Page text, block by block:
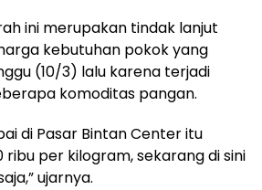
ini merupakan tindak lanjut
kebutuhan pokok yang
(10/3) lalu karena terjadi
komoditas pangan.
di Pasar Bintan Center itu
per kilogram, sekarang di sini
ujarnya.